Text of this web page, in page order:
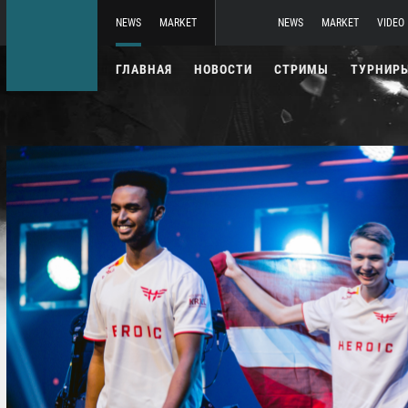
NEWS MARKET NEWS MARKET VIDEO
ГЛАВНАЯ НОВОСТИ СТРИМЫ